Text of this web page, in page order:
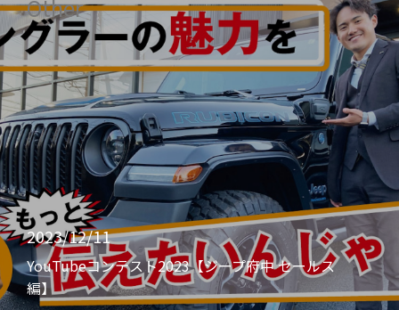
Other
2023/12/11
YouTubeコンテスト2023【ジープ府中 セールス
編】